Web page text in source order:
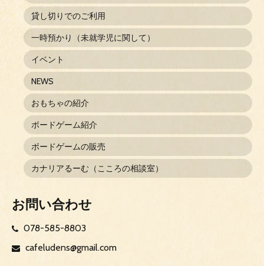
貸し切りでのご利用
一時預かり（未就学児に関して）
イベント
NEWS
おもちゃの紹介
ボードゲーム紹介
ボードゲームの販売
カナリアるーむ（こころの相談室）
お問い合わせ
078-585-8803
cafeludens@gmail.com